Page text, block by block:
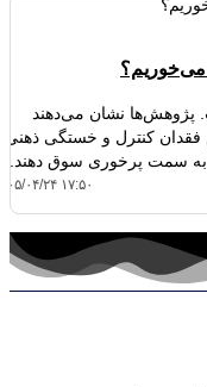
می‌خوریم؟
پژوهش‌ها نشان می‌دهند
کنترل و خستگی ذهنی
به سمت پرخوری سوق دهند.
۱۴۰۵/۰۴/۲۴